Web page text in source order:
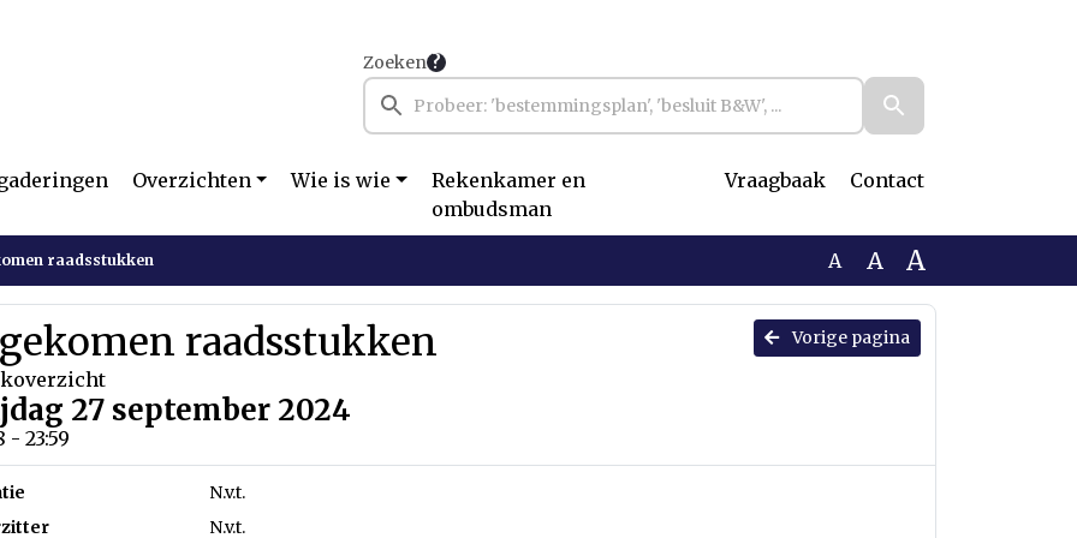
Zoeken
Overzichten Wie is wie
Rekenkamer en
ombudsman
Vraagbaak Contact
raadsstukken A A A
Vorige pagina
raadsstukken
27 september 2024
- 23:59
N.v.t.
N.v.t.